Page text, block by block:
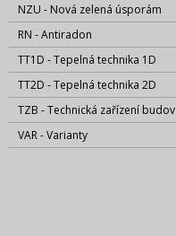
NZU - Nová zelená úsporám
RN - Antiradon
TT1D - Tepelná technika 1D
TT2D - Tepelná technika 2D
TZB - Technická zařízení budov
VAR - Varianty